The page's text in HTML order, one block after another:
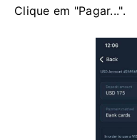
Clique em "Pagar...".